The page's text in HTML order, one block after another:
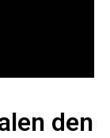
den